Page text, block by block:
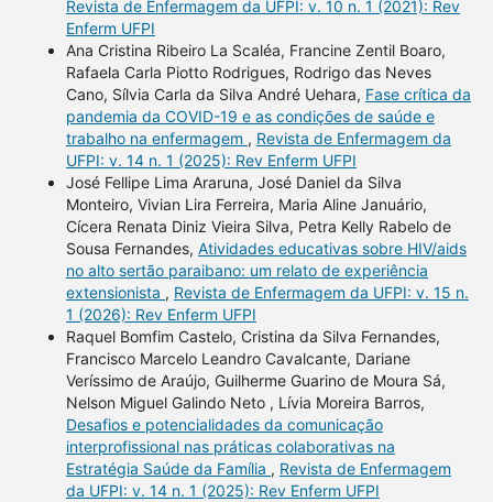
Revista de Enfermagem da UFPI: v. 10 n. 1 (2021): Rev
Enferm UFPI
Ana Cristina Ribeiro La Scaléa, Francine Zentil Boaro,
Rafaela Carla Piotto Rodrigues, Rodrigo das Neves
Cano, Sílvia Carla da Silva André Uehara, Fase crítica da
pandemia da COVID-19 e as condições de saúde e
trabalho na enfermagem , Revista de Enfermagem da
UFPI: v. 14 n. 1 (2025): Rev Enferm UFPI
José Fellipe Lima Araruna, José Daniel da Silva
Monteiro, Vivian Lira Ferreira, Maria Aline Januário,
Cícera Renata Diniz Vieira Silva, Petra Kelly Rabelo de
Sousa Fernandes, Atividades educativas sobre HIV/aids
no alto sertão paraibano: um relato de experiência
extensionista , Revista de Enfermagem da UFPI: v. 15 n.
1 (2026): Rev Enferm UFPI
Raquel Bomfim Castelo, Cristina da Silva Fernandes,
Francisco Marcelo Leandro Cavalcante, Dariane
Veríssimo de Araújo, Guilherme Guarino de Moura Sá,
Nelson Miguel Galindo Neto , Lívia Moreira Barros,
Desafios e potencialidades da comunicação
interprofissional nas práticas colaborativas na
Estratégia Saúde da Família , Revista de Enfermagem
da UFPI: v. 14 n. 1 (2025): Rev Enferm UFPI